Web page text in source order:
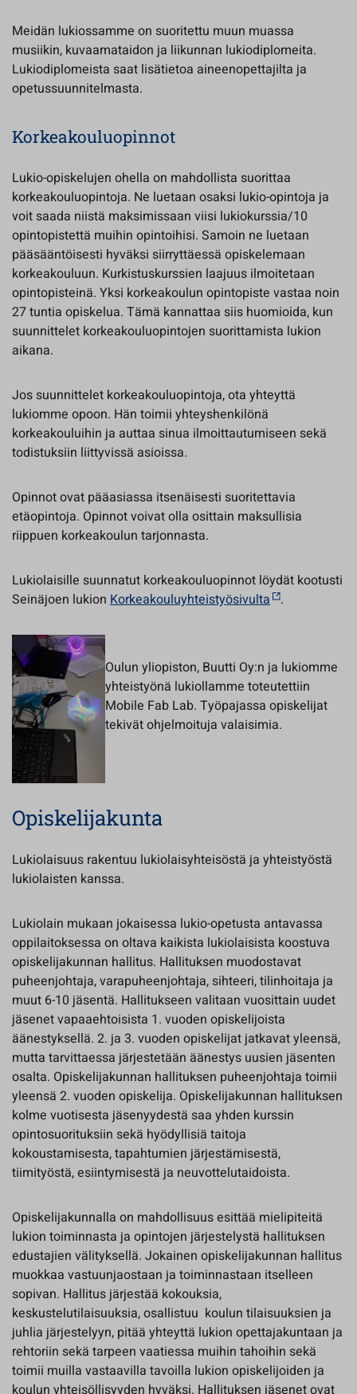
Meidän lukiossamme on suoritettu muun muassa
musiikin, kuvaamataidon ja liikunnan lukiodiplomeita.
Lukiodiplomeista saat lisätietoa aineenopettajilta ja
opetussuunnitelmasta.
Korkeakouluopinnot
Lukio-opiskelujen ohella on mahdollista suorittaa
korkeakouluopintoja. Ne luetaan osaksi lukio-opintoja ja
voit saada niistä maksimissaan viisi lukiokurssia/10
opintopistettä muihin opintoihisi. Samoin ne luetaan
pääsääntöisesti hyväksi siirryttäessä opiskelemaan
korkeakouluun. Kurkistuskurssien laajuus ilmoitetaan
opintopisteinä. Yksi korkeakoulun opintopiste vastaa noin
27 tuntia opiskelua. Tämä kannattaa siis huomioida, kun
suunnittelet korkeakouluopintojen suorittamista lukion
aikana.
Jos suunnittelet korkeakouluopintoja, ota yhteyttä
lukiomme opoon. Hän toimii yhteyshenkilönä
korkeakouluihin ja auttaa sinua ilmoittautumiseen sekä
todistuksiin liittyvissä asioissa.
Opinnot ovat pääasiassa itsenäisesti suoritettavia
etäopintoja. Opinnot voivat olla osittain maksullisia
riippuen korkeakoulun tarjonnasta.
Lukiolaisille suunnatut korkeakouluopinnot löydät kootusti
Seinäjoen lukion Korkeakouluyhteistyösivulta .
Oulun yliopiston, Buutti Oy:n ja lukiomme
yhteistyönä lukiollamme toteutettiin
Mobile Fab Lab. Työpajassa opiskelijat
tekivät ohjelmoituja valaisimia.
Opiskelijakunta
Lukiolaisuus rakentuu lukiolaisyhteisöstä ja yhteistyöstä
lukiolaisten kanssa.
Lukiolain mukaan jokaisessa lukio-opetusta antavassa
oppilaitoksessa on oltava kaikista lukiolaisista koostuva
opiskelijakunnan hallitus. Hallituksen muodostavat
puheenjohtaja, varapuheenjohtaja, sihteeri, tilinhoitaja ja
muut 6-10 jäsentä. Hallitukseen valitaan vuosittain uudet
jäsenet vapaaehtoisista 1. vuoden opiskelijoista
äänestyksellä. 2. ja 3. vuoden opiskelijat jatkavat yleensä,
mutta tarvittaessa järjestetään äänestys uusien jäsenten
osalta. Opiskelijakunnan hallituksen puheenjohtaja toimii
yleensä 2. vuoden opiskelija. Opiskelijakunnan hallituksen
kolme vuotisesta jäsenyydestä saa yhden kurssin
opintosuorituksiin sekä hyödyllisiä taitoja
kokoustamisesta, tapahtumien järjestämisestä,
tiimityöstä, esiintymisestä ja neuvottelutaidoista.
Opiskelijakunnalla on mahdollisuus esittää mielipiteitä
lukion toiminnasta ja opintojen järjestelystä hallituksen
edustajien välityksellä. Jokainen opiskelijakunnan hallitus
muokkaa vastuunjaostaan ja toiminnastaan itselleen
sopivan. Hallitus järjestää kokouksia,
keskustelutilaisuuksia, osallistuu koulun tilaisuuksien ja
juhlia järjestelyyn, pitää yhteyttä lukion opettajakuntaan ja
rehtoriin sekä tarpeen vaatiessa muihin tahoihin sekä
toimii muilla vastaavilla tavoilla lukion opiskelijoiden ja
koulun yhteisöllisyyden hyväksi. Hallituksen jäsenet ovat